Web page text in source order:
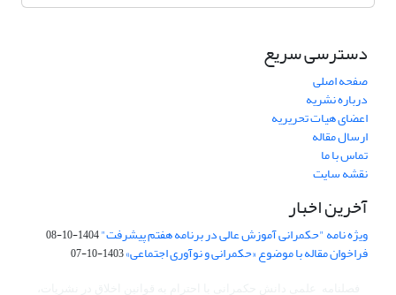
دسترسی سریع
صفحه اصلی
درباره نشریه
اعضای هیات تحریریه
ارسال مقاله
تماس با ما
نقشه سایت
آخرین اخبار
ویژه نامه "حکمرانی آموزش عالی در برنامه هفتم پیشرفت"1404-10-08
فراخوان مقاله با موضوع «حکمرانی و نوآوری اجتماعی»1403-10-07